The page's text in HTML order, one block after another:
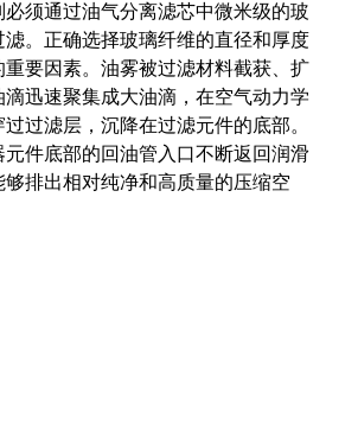
须通过油气分离滤芯中微米级的玻
。 正确选择玻璃纤维的直径和厚度
要因素。 油雾被过滤材料截获、扩
迅速聚集成大油滴，在空气动力学
过滤层，沉降在过滤元件的底部。
件底部的回油管入口不断返回润滑
排出相对纯净和高质量的压缩空